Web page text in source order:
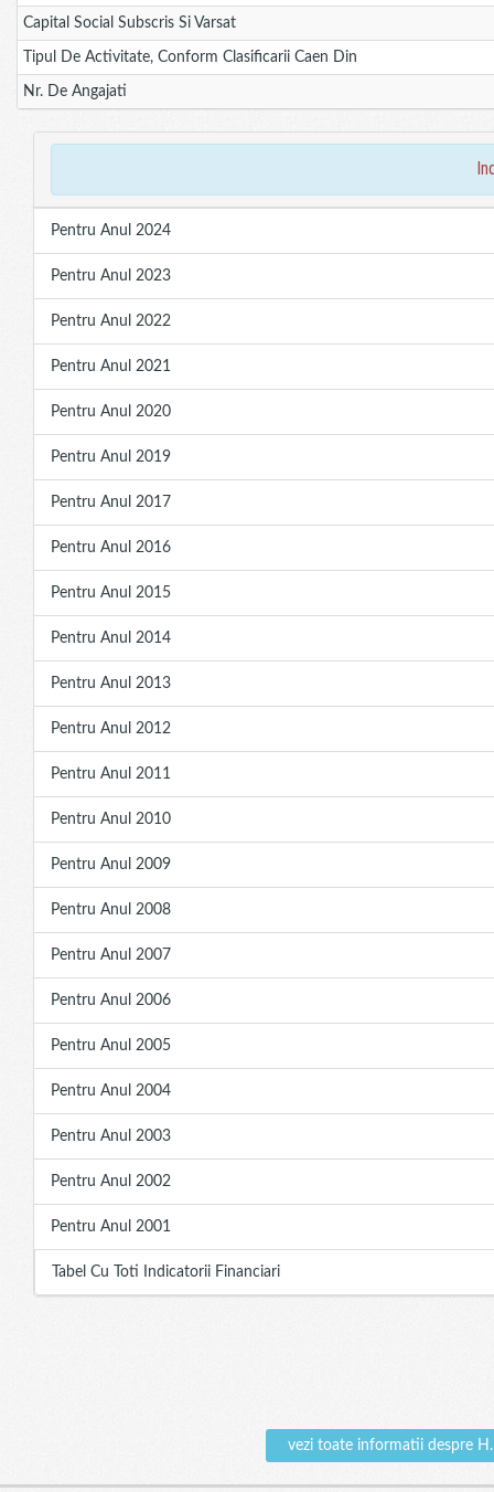
Capital Social Subscris Si Varsat
Tipul De Activitate, Conform Clasificarii Caen Din
Nr. De Angajati
Pentru Anul 2024
Pentru Anul 2023
Pentru Anul 2022
Pentru Anul 2021
Pentru Anul 2020
Pentru Anul 2019
Pentru Anul 2017
Pentru Anul 2016
Pentru Anul 2015
Pentru Anul 2014
Pentru Anul 2013
Pentru Anul 2012
Pentru Anul 2011
Pentru Anul 2010
Pentru Anul 2009
Pentru Anul 2008
Pentru Anul 2007
Pentru Anul 2006
Pentru Anul 2005
Pentru Anul 2004
Pentru Anul 2003
Pentru Anul 2002
Pentru Anul 2001
Tabel Cu Toti Indicatorii Financiari
vezi toate informatii despre